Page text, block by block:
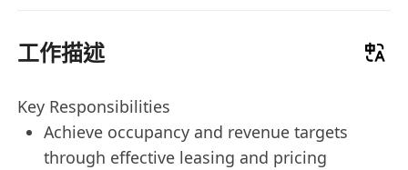
工作描述
Key Responsibilities
Achieve occupancy and revenue targets
through effective leasing and pricing